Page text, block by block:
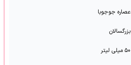
عصاره جوجوبا
بزرگسالان
۵۰ میلی لیتر